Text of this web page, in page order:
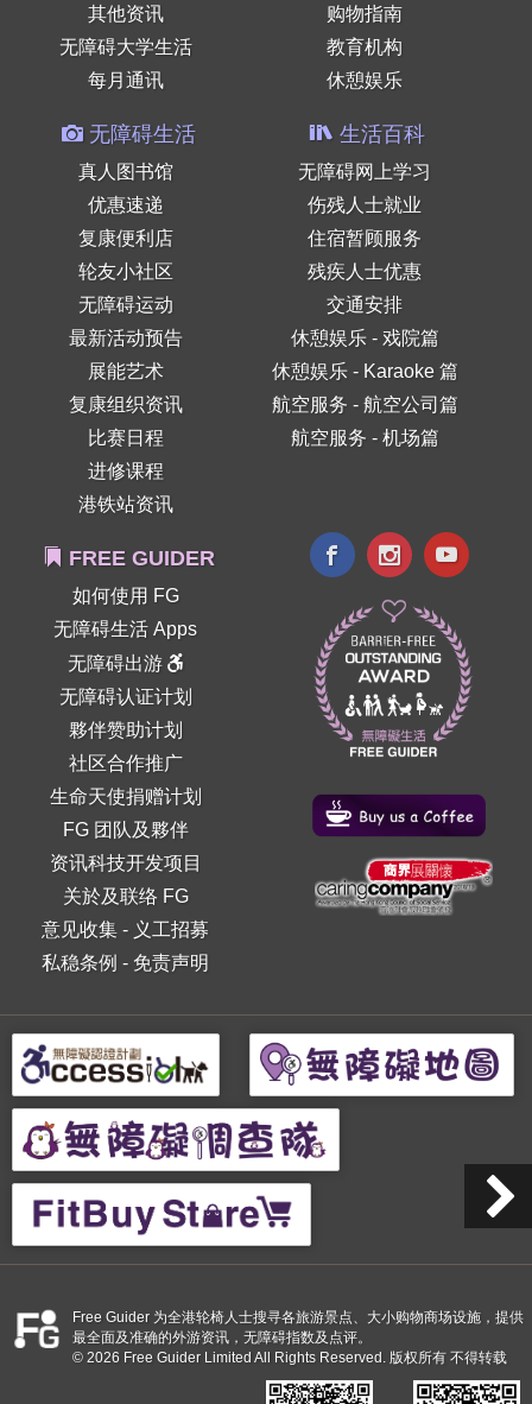
其他资讯
无障碍大学生活
每月通讯
购物指南
教育机构
休憩娱乐
无障碍生活
真人图书馆
优惠速递
复康便利店
轮友小社区
无障碍运动
最新活动预告
展能艺术
复康组织资讯
比赛日程
进修课程
港铁站资讯
生活百科
无障碍网上学习
伤残人士就业
住宿暂顾服务
残疾人士优惠
交通安排
休憩娱乐 - 戏院篇
休憩娱乐 - Karaoke 篇
航空服务 - 航空公司篇
航空服务 - 机场篇
FREE GUIDER
如何使用 FG
无障碍生活 Apps
无障碍出游
无障碍认证计划
夥伴赞助计划
社区合作推广
生命天使捐赠计划
FG 团队及夥伴
资讯科技开发项目
关於及联络 FG
意见收集 - 义工招募
私稳条例 - 免责声明
Free Guider 为全港轮椅人士搜寻各旅游景点、大小购物商场设施，提供
最全面及准确的外游资讯，无障碍指数及点评。
© 2026 Free Guider Limited All Rights Reserved. 版权所有 不得转载